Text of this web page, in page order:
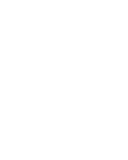
의 초기 문제를 구분할
과를 혼동하지 않도록 방
고 평가할 수 있는 형식
면 색인이 컴플레인 세부
다. 이 설정을 사용하면